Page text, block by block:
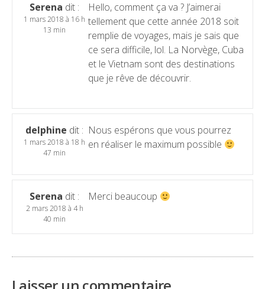
Serena dit :
1 mars 2018 à 16 h
13 min
Hello, comment ça va ? J’aimerai
tellement que cette année 2018 soit
remplie de voyages, mais je sais que
ce sera difficile, lol. La Norvège, Cuba
et le Vietnam sont des destinations
que je rêve de découvrir.
delphine dit :
1 mars 2018 à 18 h
47 min
Nous espérons que vous pourrez
en réaliser le maximum possible
Serena dit :
2 mars 2018 à 4 h
40 min
Merci beaucoup